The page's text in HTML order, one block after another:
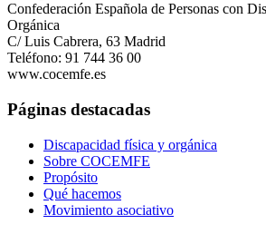
Confederación Española de Personas con
Orgánica
C/ Luis Cabrera, 63 Madrid
Teléfono: 91 744 36 00
www.cocemfe.es
Páginas destacadas
Discapacidad física y orgánica
Sobre COCEMFE
Propósito
Qué hacemos
Movimiento asociativo